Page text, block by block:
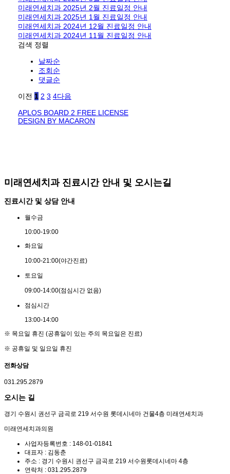
미래연세치과 2025년 2월 진료일정 안내
미래연세치과 2025년 1월 진료일정 안내
미래연세치과 2024년 12월 진료일정 안내
미래연세치과 2024년 11월 진료일정 안내
검색 정렬
날짜순
조회순
댓글순
이전 1 2 3 4다음
APLOS BOARD 2 FREE LICENSE
DESIGN BY MACARON
미래연세치과 진료시간 안내 및 오시는길
진료시간 및 상담 안내
월수금
10:00-19:00
화요일
10:00-21:00(야간진료)
토요일
09:00-14:00(점심시간 없음)
점심시간
13:00-14:00
※ 목요일 휴진 (공휴일이 있는 주의 목요일은 진료)
※ 공휴일 및 일요일 휴진
전화상담
031.295.2879
오시는 길
경기 수원시 권선구 금곡로 219 서수원 롯데시네마 건물4층 미래연세치과
미래연세치과의원
사업자등록번호 : 148-01-01841
대표자 : 김동춘
주소 : 경기 수원시 권선구 금곡로 219 서수원롯데시네마 4층
연락처 : 031.295.2879